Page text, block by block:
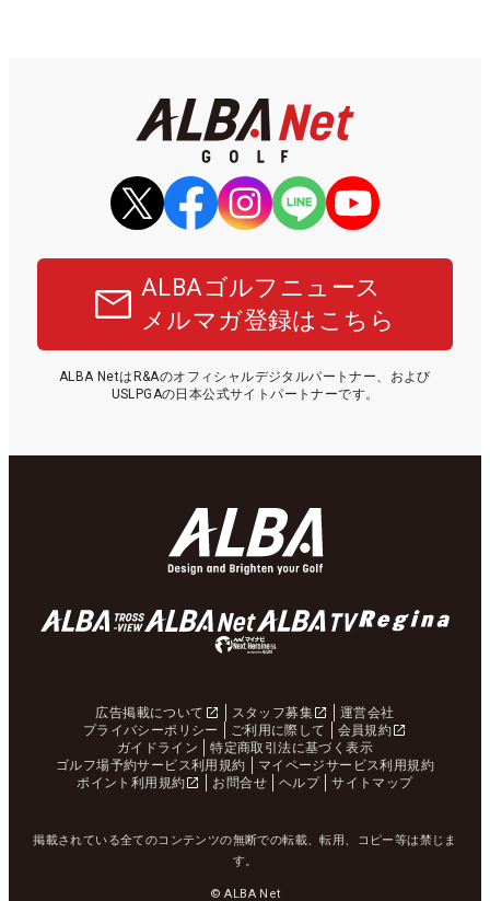
ALBAゴルフニュース
メルマガ登録はこちら
ALBA NetはR&Aのオフィシャルデジタルパートナー、および
USLPGAの日本公式サイトパートナーです。
広告掲載について スタッフ募集
運営会社
プライバシーポリシー
ご利用に際して
会員規約
ガイドライン
特定商取引法に基づく表示
ゴルフ場予約サービス利用規約
マイページサービス利用規約
ポイント利用規約
お問合せ ヘルプ サイトマップ
掲載されている全てのコンテンツの無断での転載、転用、コピー等は禁じま
す。
© ALBA Net